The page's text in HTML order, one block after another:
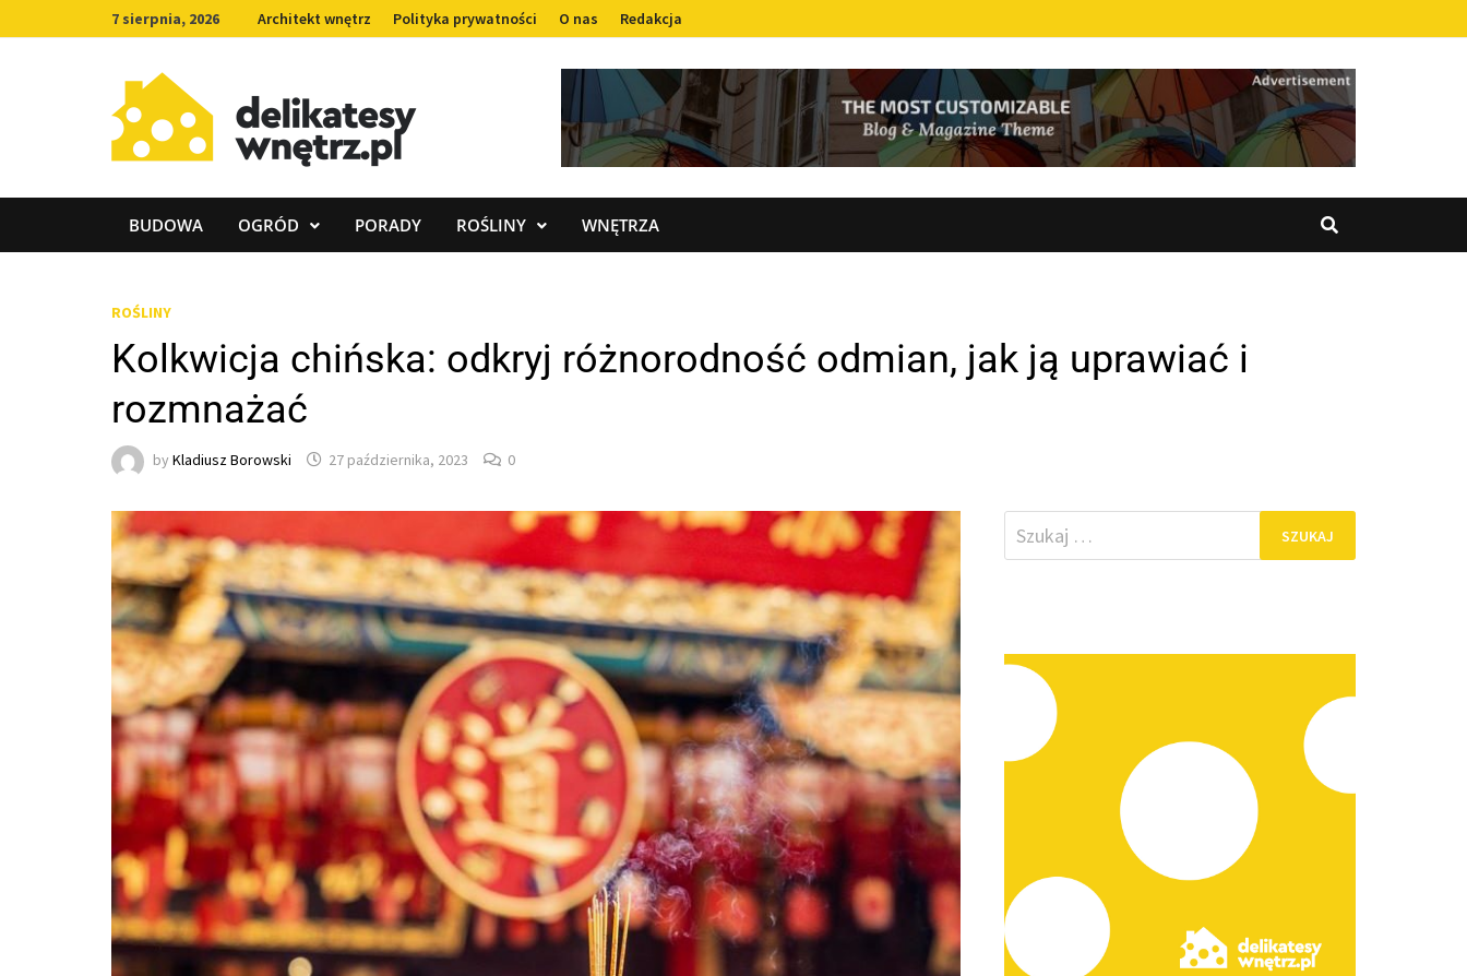
to
7 sierpnia, 2026 Architekt wnętrz Polityka prywatności O nas Redakcja
BUDOWA OGRÓD PORADY ROŚLINY WNĘTRZA
ROŚLINY
Kolkwicja chińska: odkryj różnorodność odmian, jak ją uprawiać i
rozmnażać
by Kladiusz Borowski 27 października, 2023 0
Szukaj: